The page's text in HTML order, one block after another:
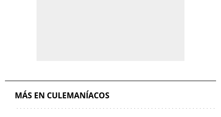
MÁS EN CULEMANÍACOS